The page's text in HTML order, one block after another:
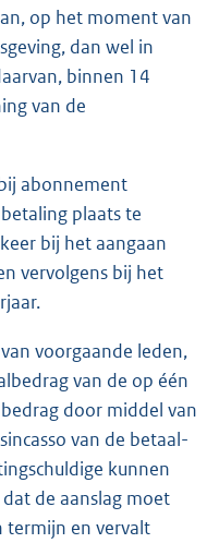
op het moment van
dan wel in
binnen 14
van de
abonnement
plaats te
bij het aangaan
vervolgens bij het
voorgaande leden,
van de op één
door middel van
van de betaal-
kunnen
de aanslag moet
termijn en vervalt